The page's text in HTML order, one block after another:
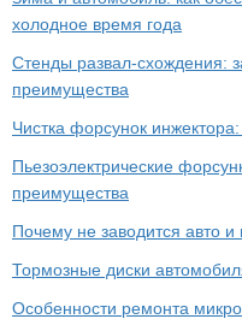
холодное время года
Стенды развал-схождения:
преимущества
Чистка форсунок
Пьезоэлектрические
преимущества
Почему не заводится авто и
Тормозные диски
Особенности ремонта